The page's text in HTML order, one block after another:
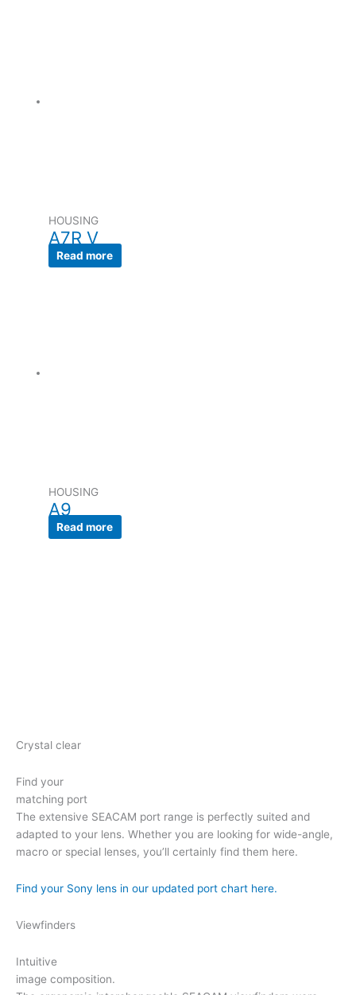
HOUSING
A7R V
Read more
HOUSING
A9
Read more
Crystal clear
Find your
matching port
The extensive SEACAM port range is perfectly suited and
adapted to your lens. Whether you are looking for wide-angle,
macro or special lenses, you’ll certainly find them here.
Find your Sony lens in our updated port chart here.
Viewfinders
Intuitive
image composition.